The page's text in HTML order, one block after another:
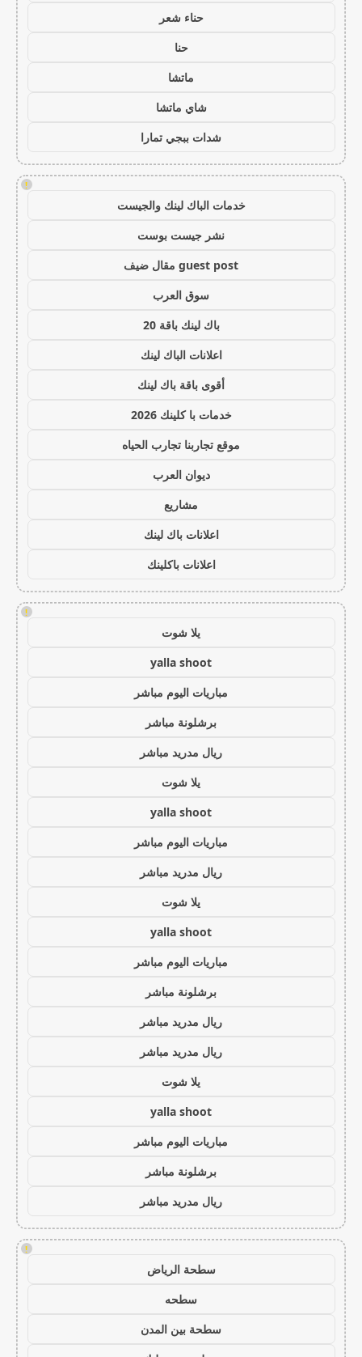
حناء شعر
حنا
ماتشا
شاي ماتشا
شدات ببجي تمارا
!
خدمات الباك لينك والجيست
نشر جيست بوست
guest post مقال ضيف
سوق العرب
باك لينك باقة 20
اعلانات الباك لينك
أقوى باقة باك لينك
خدمات با كلينك 2026
موقع تجاربنا تجارب الحياه
ديوان العرب
مشاريع
اعلانات باك لينك
اعلانات باكلينك
!
يلا شوت
yalla shoot
مباريات اليوم مباشر
برشلونة مباشر
ريال مدريد مباشر
يلا شوت
yalla shoot
مباريات اليوم مباشر
ريال مدريد مباشر
يلا شوت
yalla shoot
مباريات اليوم مباشر
برشلونة مباشر
ريال مدريد مباشر
ريال مدريد مباشر
يلا شوت
yalla shoot
مباريات اليوم مباشر
برشلونة مباشر
ريال مدريد مباشر
!
سطحة الرياض
سطحه
سطحة بين المدن